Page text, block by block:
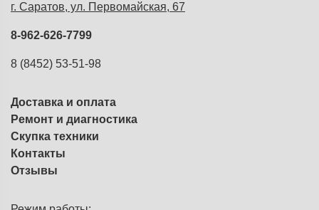
г. Саратов, ул. Первомайская, 67
8-962-626-7799
8 (8452) 53-51-98
Доставка и оплата
Ремонт и диагностика
Скупка техники
Контакты
Отзывы